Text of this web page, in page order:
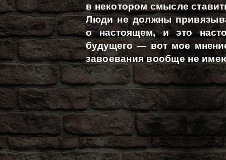
в некотором смысле
Люди не должны
о настоящем, и это
будущего — вот мое
завоевания вообще не